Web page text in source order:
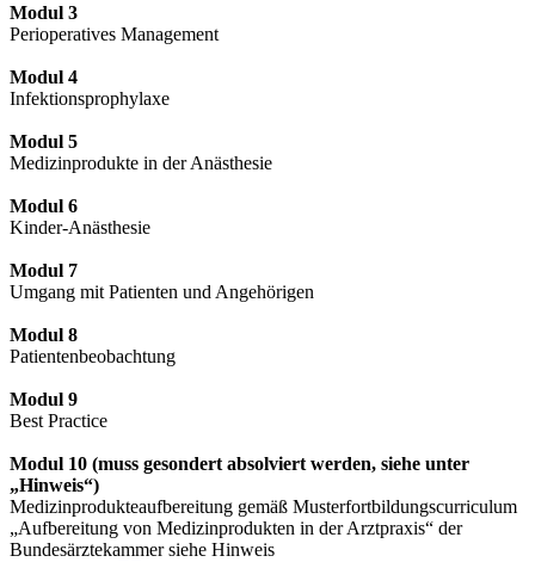
Modul 3
Perioperatives Management
Modul 4
Infektionsprophylaxe
Modul 5
Medizinprodukte in der Anästhesie
Modul 6
Kinder-Anästhesie
Modul 7
Umgang mit Patienten und Angehörigen
Modul 8
Patientenbeobachtung
Modul 9
Best Practice
Modul 10 (muss gesondert absolviert werden, siehe unter
„Hinweis“)
Medizinprodukteaufbereitung gemäß Musterfortbildungscurriculum
„Aufbereitung von Medizinprodukten in der Arztpraxis“ der
Bundesärztekammer siehe Hinweis